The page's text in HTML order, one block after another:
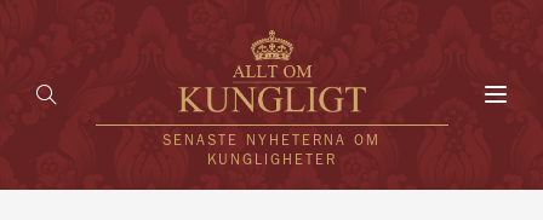
SENASTE NYHETERNA OM
KUNGLIGHETER